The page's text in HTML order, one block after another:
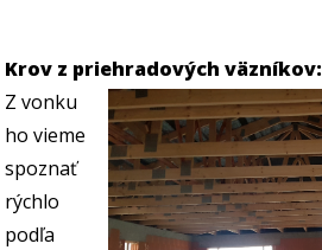
Krov z priehradových väzníkov:
Z vonku
ho vieme
spoznať
rýchlo
podľa